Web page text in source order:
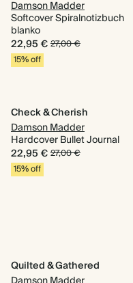
Damson Madder
Softcover Spiralnotizbuch
blanko
22,95 €27,00 €
15% off
Check & Cherish
Damson Madder
Hardcover Bullet Journal
22,95 €27,00 €
15% off
Quilted & Gathered